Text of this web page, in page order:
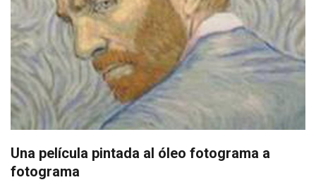
Una película pintada al óleo fotograma a
fotograma